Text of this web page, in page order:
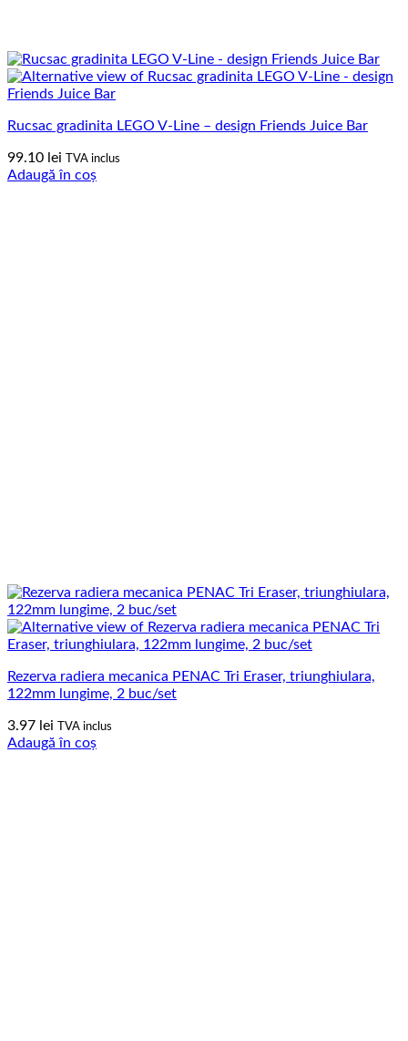
Rucsac gradinita LEGO V-Line – design Friends Juice Bar
99.10 lei TVA inclus
Adaugă în coș
Rezerva radiera mecanica PENAC Tri Eraser, triunghiulara,
122mm lungime, 2 buc/set
3.97 lei TVA inclus
Adaugă în coș